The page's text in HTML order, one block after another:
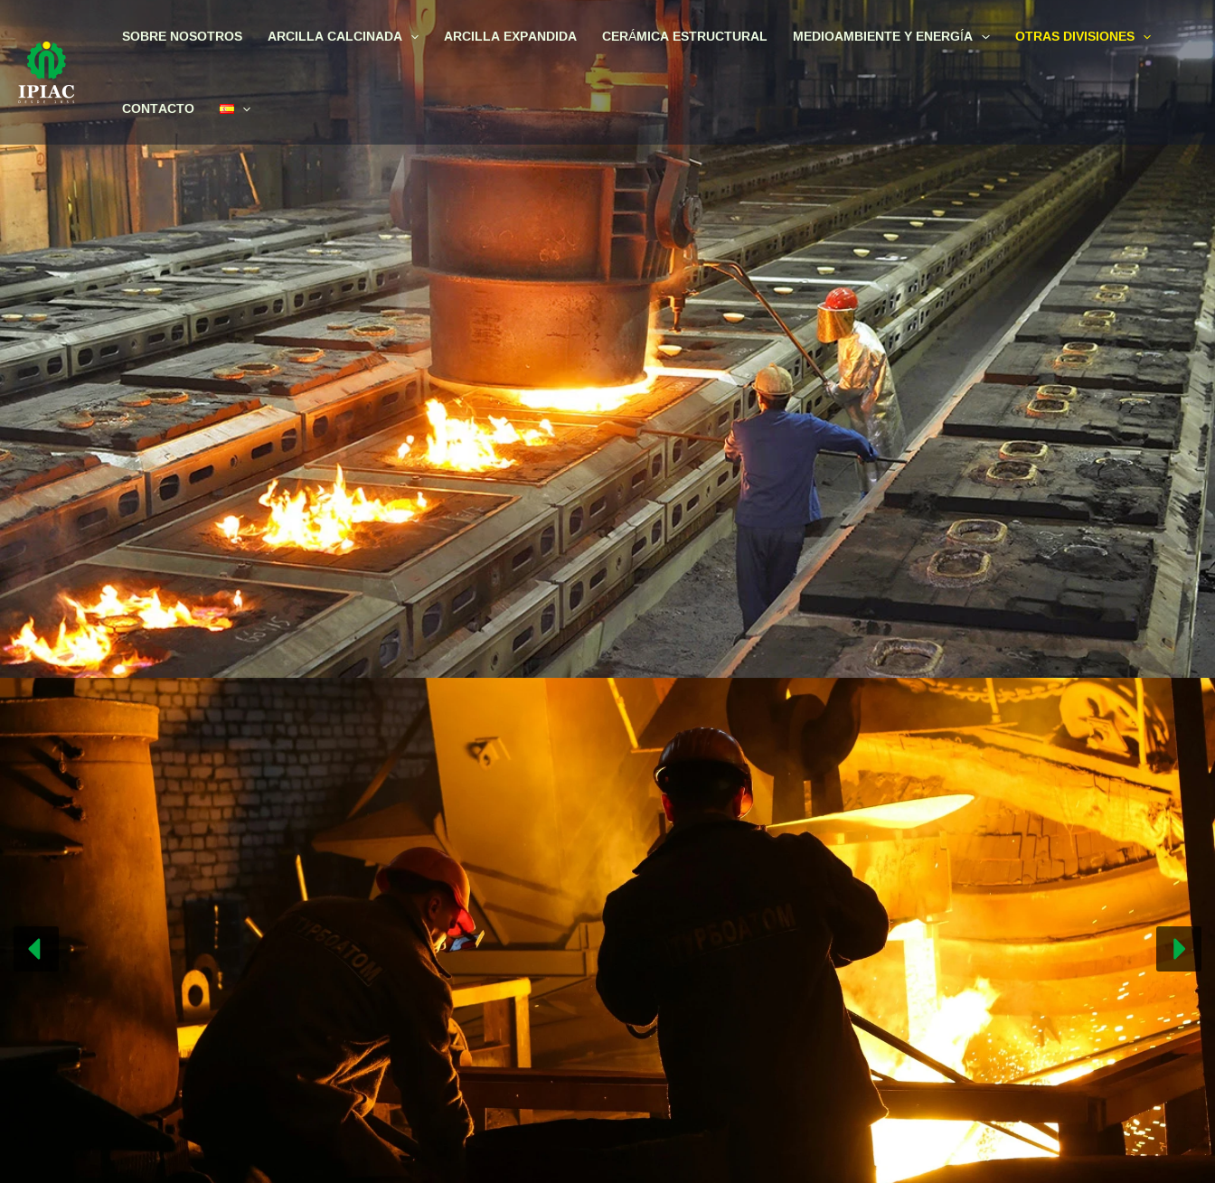
al
contenido
SOBRE NOSOTROS ARCILLA CALCINADA ARCILLA EXPANDIDA CERÁMICA ESTRUCTURAL MEDIOAMBIENTE Y ENERGÍA OTRAS DIVISIONES
CONTACTO